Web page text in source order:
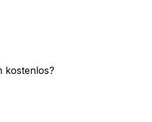
kostenlos?